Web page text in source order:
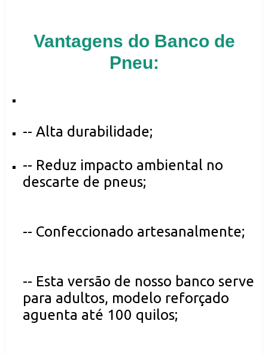
Vantagens do Banco de
Pneu:
-- Alta durabilidade;
-- Reduz impacto ambiental no
descarte de pneus;
-- Confeccionado artesanalmente;
-- Esta versão de nosso banco serve
para adultos, modelo reforçado
aguenta até 100 quilos;